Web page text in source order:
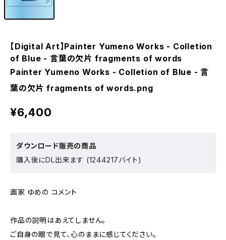
【Digital Art】Painter Yumeno Works - Colletion
of Blue - 言葉の欠片 fragments of words
Painter Yumeno Works - Colletion of Blue - 言
葉の欠片 fragments of words.png
¥6,400
ダウンロード販売の商品
購入後にDL出来ます (1244217バイト)
画家 ゆめの コメント
作品の説明はあえてしません。
ご自身の眼で見て、心のままに感じてください。